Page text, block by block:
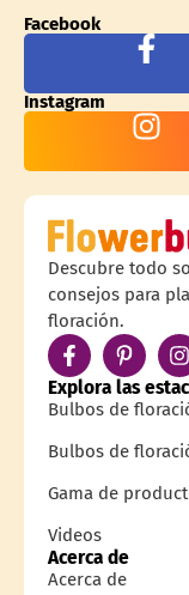
Facebook
Instagram
Descubre todo
consejos para
floración.
Explora las
Bulbos de
Bulbos de
Gama de
Videos
Acerca de
Acerca de